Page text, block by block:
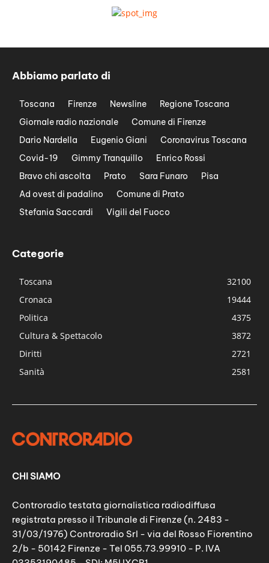
Abbiamo parlato di
Toscana Firenze Newsline
Regione Toscana
Giornale radio nazionale
Comune di Firenze
Dario Nardella
Eugenio Giani
Coronavirus Toscana
Covid-19
Gimmy Tranquillo
Enrico Rossi
Bravo chi ascolta
Prato Sara Funaro
Pisa
Ad ovest di padalino
Comune di Prato
Stefania Saccardi
Vigili del Fuoco
Categorie
Toscana
32100
Cronaca
19444
Politica
4375
Cultura & Spettacolo
3872
Diritti
2721
Sanità
2581
CHI SIAMO
Controradio testata giornalistica radiodiffusa
registrata presso il Tribunale di Firenze (n. 2483 -
31/03/1976) Controradio Srl - via del Rosso Fiorentino
2/b - 50142 Firenze - Tel 055.73.99910 - P. IVA